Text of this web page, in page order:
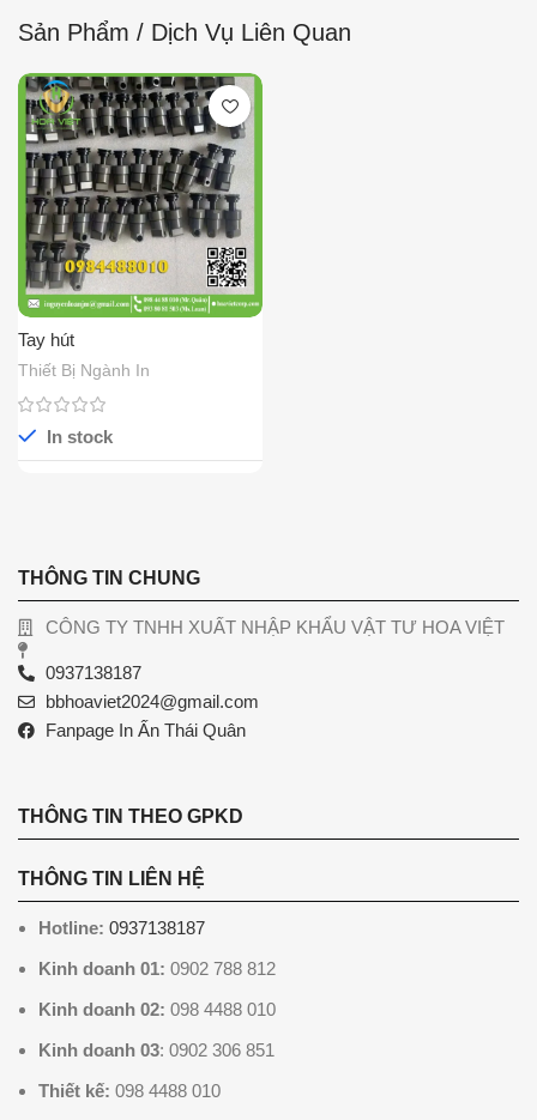
Sản Phẩm / Dịch Vụ Liên Quan
Tay hút
Thiết Bị Ngành In
In stock
THÔNG TIN CHUNG
CÔNG TY TNHH XUẤT NHẬP KHẨU VẬT TƯ HOA VIỆT
0937138187
bbhoaviet2024@gmail.com
Fanpage In Ấn Thái Quân
THÔNG TIN THEO GPKD
THÔNG TIN LIÊN HỆ
Hotline: 0937138187
Kinh doanh 01: 0902 788 812
Kinh doanh 02: 098 4488 010
Kinh doanh 03: 0902 306 851
Thiết kế: 098 4488 010